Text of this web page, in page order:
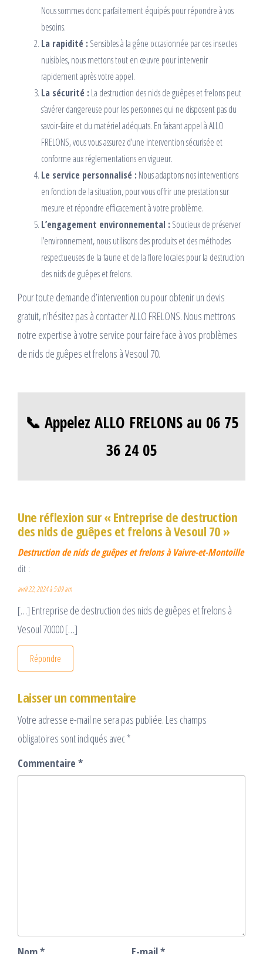
Nous sommes donc parfaitement équipés pour répondre à vos
besoins.
La rapidité : Sensibles à la gêne occasionnée par ces insectes
nuisibles, nous mettons tout en œuvre pour intervenir
rapidement après votre appel.
La sécurité : La destruction des nids de guêpes et frelons peut
s’avérer dangereuse pour les personnes qui ne disposent pas du
savoir-faire et du matériel adéquats. En faisant appel à ALLO
FRELONS, vous vous assurez d’une intervention sécurisée et
conforme aux réglementations en vigueur.
Le service personnalisé : Nous adaptons nos interventions
en fonction de la situation, pour vous offrir une prestation sur
mesure et répondre efficacement à votre problème.
L’engagement environnemental : Soucieux de préserver
l’environnement, nous utilisons des produits et des méthodes
respectueuses de la faune et de la flore locales pour la destruction
des nids de guêpes et frelons.
Pour toute demande d’intervention ou pour obtenir un devis
gratuit, n’hésitez pas à contacter ALLO FRELONS. Nous mettrons
notre expertise à votre service pour faire face à vos problèmes
de nids de guêpes et frelons à Vesoul 70.
📞 Appelez ALLO FRELONS au 06 75
36 24 05
Une réflexion sur « Entreprise de destruction
des nids de guêpes et frelons à Vesoul 70 »
Destruction de nids de guêpes et frelons à Vaivre-et-Montoille
dit :
avril 22, 2024 à 5:09 am
[…] Entreprise de destruction des nids de guêpes et frelons à
Vesoul 70000 […]
Répondre
Laisser un commentaire
Votre adresse e-mail ne sera pas publiée. Les champs
obligatoires sont indiqués avec*
Commentaire *